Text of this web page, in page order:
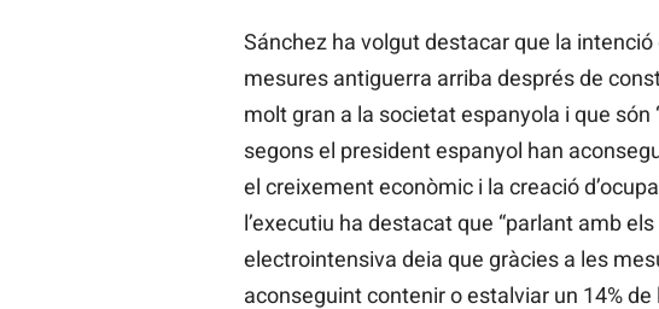
Sánchez ha volgut destacar que la
mesures antiguerra arriba després de
molt gran a la societat espanyola i que són
segons el president espanyol han
el creixement econòmic i la creació
l’executiu ha destacat que “parlant amb
electrointensiva deia que gràcies a les
aconseguint contenir o estalviar un 14% de